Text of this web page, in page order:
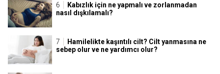
Kabızlık için ne yapmalı ve zorlanmadan
nasıl dışkılamalı?
Hamilelikte kaşıntılı cilt? Cilt yanmasına ne
sebep olur ve ne yardımcı olur?